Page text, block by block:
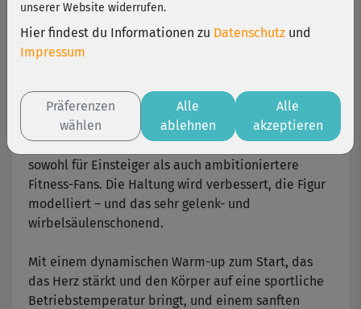
Der Kreislauf kommt in Schwung und der Body
ruckzuck in Shape. Ein toller Fitness-Kurs mit vielen
Schwerpunkt- & Kurzprogrammen, unter anderem
Das effektive Ganzkörper-Workout mit Michaela
Süßbauer besteht aus Kräftigungs- und
Ausdauerübungen und bietet Leistungslevels
sowohl für Einsteiger als auch ambitioniertere
Fitness-Fans. Die Haltung wird verbessert, die Figur
modelliert – und das sehr gelenk- und
wirbelsäulenschonend.
Mit einem dynamischen Warm-up zum Start, das
das Herz stärkt und den Körper auf eine sportliche
Betriebstemperatur bringt, und einem sanften
unserer Website widerrufen.
Hier findest du Informationen zu Datenschutz und
Impressum
Präferenzen
wählen
Alle
ablehnen
Alle
akzeptieren